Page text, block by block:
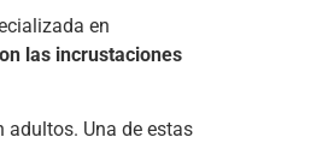
en
las incrustaciones
adultos. Una de estas